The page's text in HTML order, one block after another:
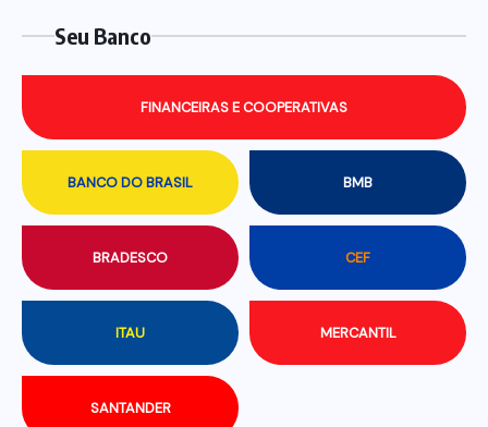
Seu Banco
BANCO DO BRASIL BMB
BRADESCO CEF
FINANCEIRAS E COOPERATIVAS
ITAU MERCANTIL
SANTANDER